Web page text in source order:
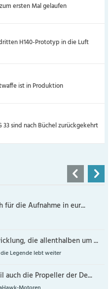
ersten Mal gelaufen
H140-Prototyp in die Luft
ist in Produktion
33 sind nach Büchel zurückgekehrt
für die Aufnahme in eur...
die allenthalben um ...
Legende lebt weiter
auch die Propeller der De...